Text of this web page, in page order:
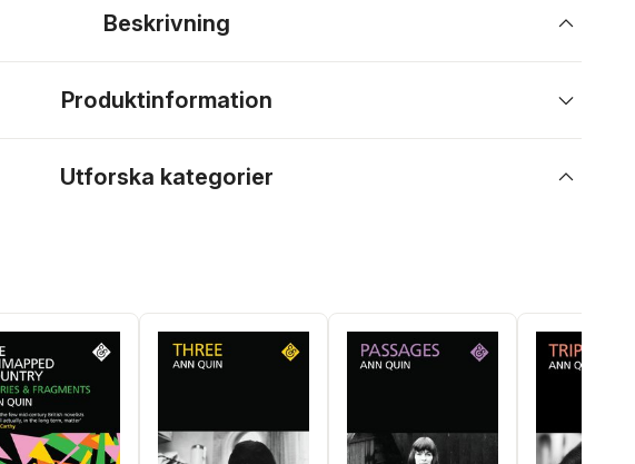
Beskrivning
Produktinformation
Utforska kategorier